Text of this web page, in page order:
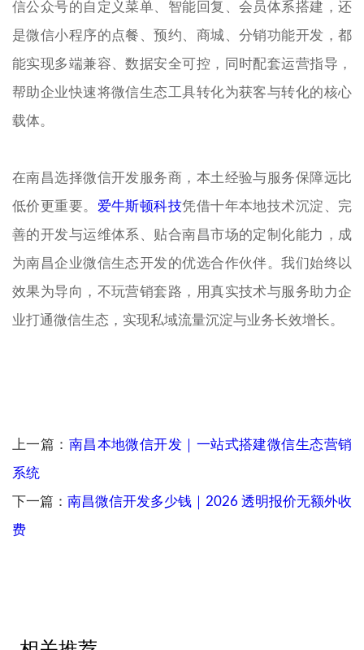
信公众号的自定义菜单、智能回复、会员体系搭建，还
是微信小程序的点餐、预约、商城、分销功能开发，都
能实现多端兼容、数据安全可控，同时配套运营指导，
帮助企业快速将微信生态工具转化为获客与转化的核心
载体。
在南昌选择微信开发服务商，本土经验与服务保障远比
低价更重要。 爱牛斯顿科技凭借十年本地技术沉淀、完
善的开发与运维体系、贴合南昌市场的定制化能力，成
为南昌企业微信生态开发的优选合作伙伴。我们始终以
效果为导向，不玩营销套路，用真实技术与服务助力企
业打通微信生态，实现私域流量沉淀与业务长效增长。
上一篇： 南昌本地微信开发｜一站式搭建微信生态营销
系统
下一篇： 南昌微信开发多少钱｜2026 透明报价无额外收
费